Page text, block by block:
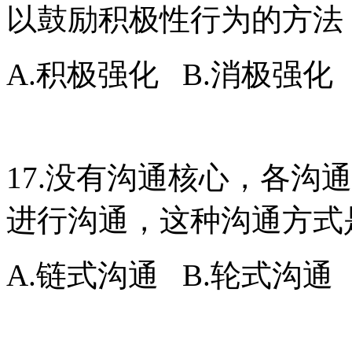
以鼓励积极性行为的方
A.积极强化 B.消极强
17.没有沟通核心，各沟
进行沟通，这种沟通方式
A.链式沟通 B.轮式沟